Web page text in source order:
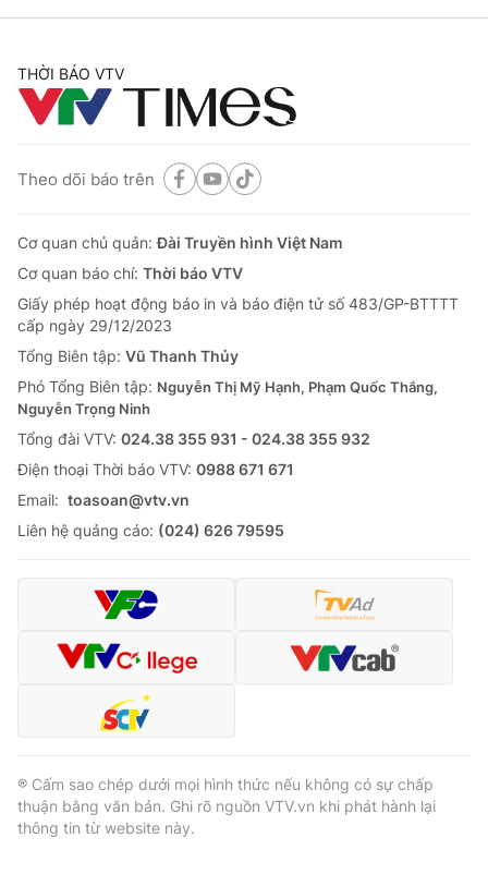
THỜI BÁO VTV
Theo dõi báo trên
Cơ quan chủ quản:Đài Truyền hình Việt Nam
Cơ quan báo chí: Thời báo VTV
Giấy phép hoạt động báo in và báo điện tử số 483/GP-BTTTT
cấp ngày 29/12/2023
Tổng Biên tập: Vũ Thanh Thủy
Phó Tổng Biên tập: Nguyễn Thị Mỹ Hạnh, Phạm Quốc Thắng,
Nguyễn Trọng Ninh
Tổng đài VTV: 024.38 355 931 - 024.38 355 932
Ðiện thoại Thời báo VTV: 0988 671 671
Email: toasoan@vtv.vn
Liên hệ quảng cáo: (024) 626 79595
® Cấm sao chép dưới mọi hình thức nếu không có sự chấp
thuận bằng văn bản. Ghi rõ nguồn VTV.vn khi phát hành lại
thông tin từ website này.